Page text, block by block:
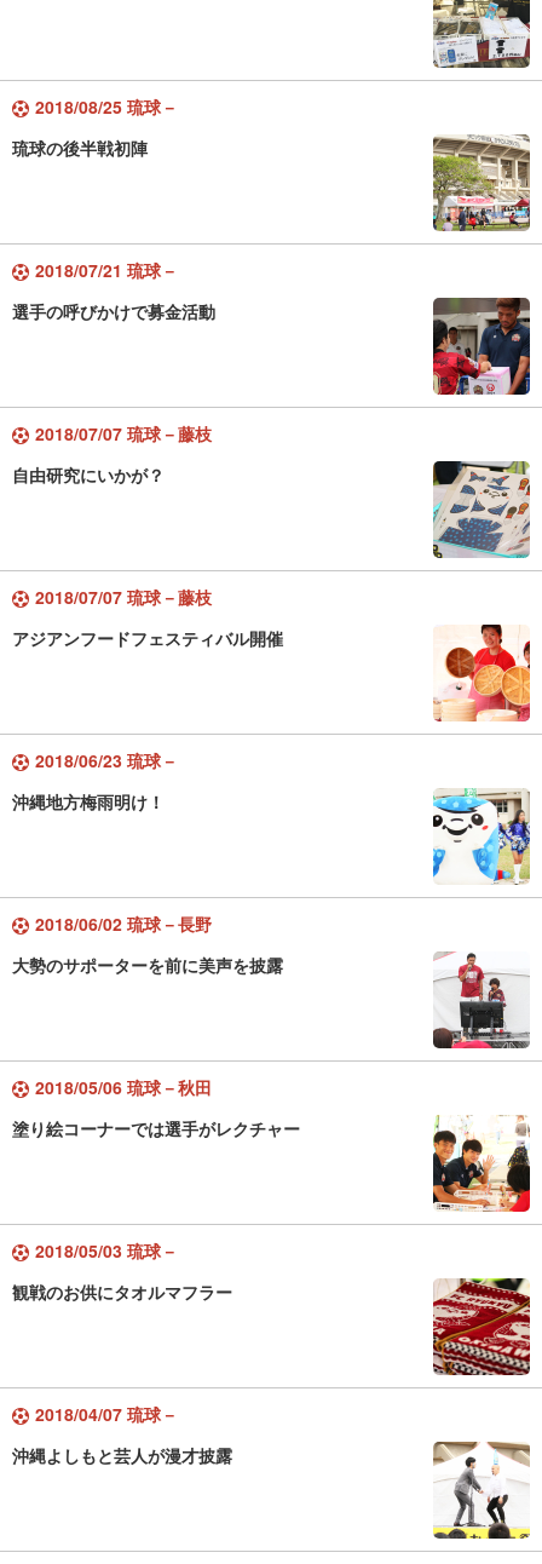
2018/08/25 琉球－
琉球の後半戦初陣
2018/07/21 琉球－
選手の呼びかけで募金活動
2018/07/07 琉球－藤枝
自由研究にいかが？
2018/07/07 琉球－藤枝
アジアンフードフェスティバル開催
2018/06/23 琉球－
沖縄地方梅雨明け！
2018/06/02 琉球－長野
大勢のサポーターを前に美声を披露
2018/05/06 琉球－秋田
塗り絵コーナーでは選手がレクチャー
2018/05/03 琉球－
観戦のお供にタオルマフラー
2018/04/07 琉球－
沖縄よしもと芸人が漫才披露